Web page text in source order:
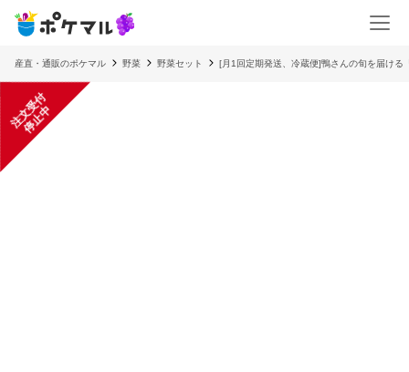
産直・通販のポケマル 野菜 野菜セット [月1回定期発送、冷蔵便]鴨さんの旬を届ける
注
文
受
付
停
止
中